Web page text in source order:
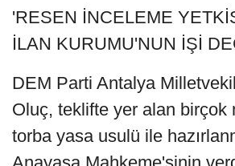
'RESEN İNCELEME
İLAN KURUMU'NUN İŞİ
DEM Parti Antalya
Oluç, teklifte yer alan birçok
torba yasa usulü ile